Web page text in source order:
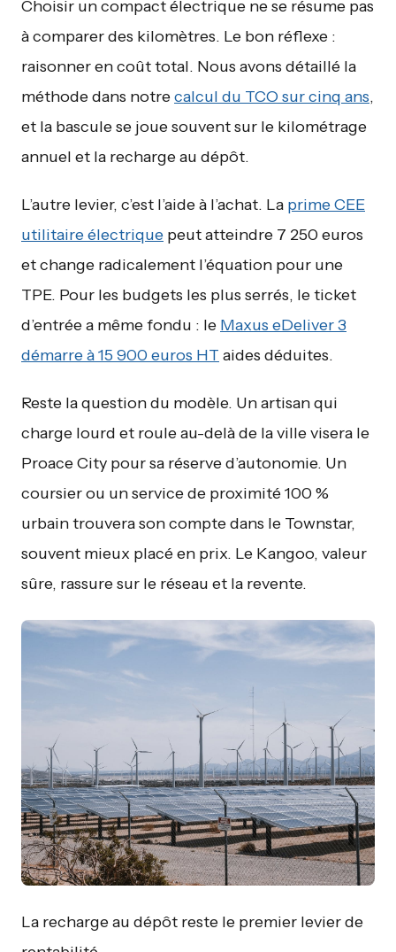
Choisir un compact électrique ne se résume pas
à comparer des kilomètres. Le bon réflexe :
raisonner en coût total. Nous avons détaillé la
méthode dans notrecalcul du TCO sur cinq ans,
et la bascule se joue souvent sur le kilométrage
annuel et la recharge au dépôt.
L’autre levier, c’est l’aide à l’achat. La prime CEE
utilitaire électrique peut atteindre 7 250 euros
et change radicalement l’équation pour une
TPE. Pour les budgets les plus serrés, le ticket
d’entrée a même fondu : le Maxus eDeliver 3
démarre à 15 900 euros HT aides déduites.
Reste la question du modèle. Un artisan qui
charge lourd et roule au-delà de la ville visera le
Proace City pour sa réserve d’autonomie. Un
coursier ou un service de proximité 100 %
urbain trouvera son compte dans le Townstar,
souvent mieux placé en prix. Le Kangoo, valeur
sûre, rassure sur le réseau et la revente.
La recharge au dépôt reste le premier levier de